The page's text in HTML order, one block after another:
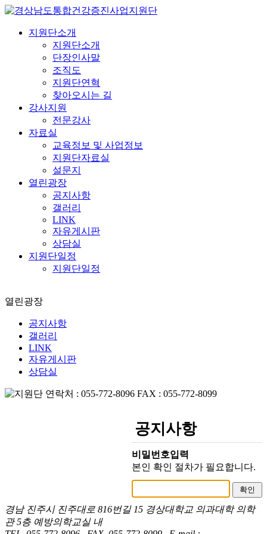
지원단소개
지원단소개
단장인사말
조직도
지원단연혁
찾아오시는 길
강사지원
전문강사
자료실
교육정보 및 사업정보
지원단자료실
설문지
열린광장
공지사항
갤러리
LINK
자유게시판
상담실
지원단일정
지원단일정
열린광장
공지사항
갤러리
LINK
자유게시판
상담실
공지사항
비밀번호입력
본인 확인 절차가 필요합니다.
경남 진주시 진주대로 816번길 15 경상대학교 의과대학 의학
관 5층 예방의학교실 내